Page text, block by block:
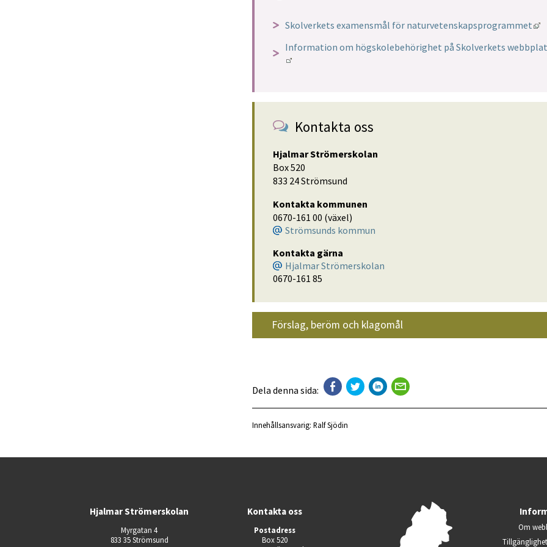
Skolverkets examensmål för naturvetenskapsprogrammet
Information om högskolebehörighet på Skolverkets
Kontakta oss
Hjalmar Strömerskolan
Box 520
833 24 Strömsund
Kontakta kommunen
0670-161 00 (växel)
Strömsunds kommun
Kontakta gärna
Hjalmar Strömerskolan
0670-161 85
Förslag, beröm och klagomål
Dela denna sida:
Innehållsansvarig: Ralf Sjödin
Hjalmar Strömerskolan
Myrgatan 4
833 35 Strömsund
Kontakta oss
Postadress
Box 520
Om